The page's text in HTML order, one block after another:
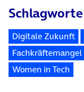
Schlagworte
Digitale Zukunft
Fachkräftemangel
Women in Tech